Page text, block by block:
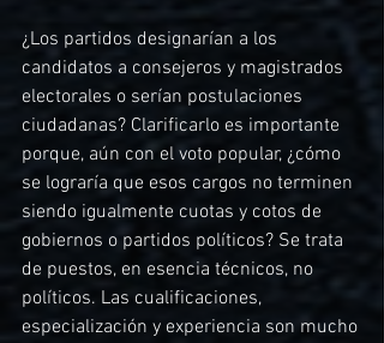
¿Los partidos designarían a los
candidatos a consejeros y magistrados
electorales o serían postulaciones
ciudadanas? Clarificarlo es importante
porque, aún con el voto popular, ¿cómo
se lograría que esos cargos no terminen
siendo igualmente cuotas y cotos de
gobiernos o partidos políticos? Se trata
de puestos, en esencia técnicos, no
políticos. Las cualificaciones,
especialización y experiencia son mucho